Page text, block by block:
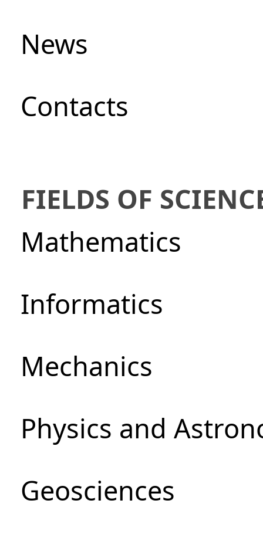
News
Сontacts
FIELDS OF
Mathematics
Informatics
Mechanics
Physics and
Geosciences